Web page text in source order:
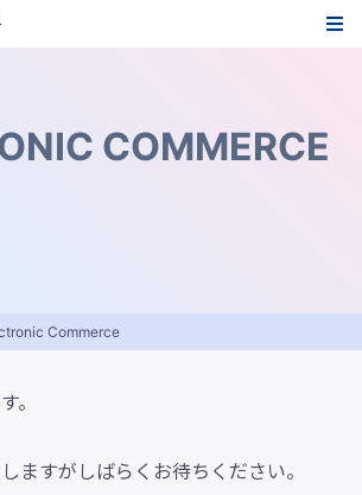
COMMERCE
Commerce
。
ますがしばらくお待ちください。